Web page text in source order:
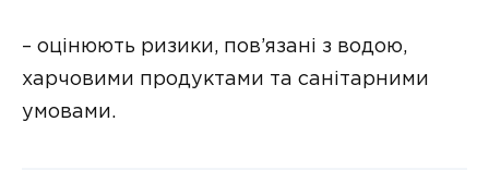
– оцінюють ризики, пов’язані з водою,
харчовими продуктами та санітарними
умовами.